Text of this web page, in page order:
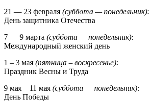
21 — 23 февраля (суббота — понедельник):
День защитника Отечества
7 — 9 марта (суббота — понедельник):
Международный женский день
1 – 3 мая (пятница – воскресенье):
Праздник Весны и Труда
9 мая – 11 мая (суббота — понедельник):
День Победы